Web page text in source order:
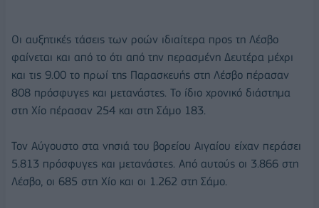
Οι αυξητικές τάσεις των ροών ιδιαίτερα προς τη Λέσβο
φαίνεται και από το ότι από την περασμένη Δευτέρα μέχρι
και τις 9.00 το πρωί της Παρασκευής στη Λέσβο πέρασαν
808 πρόσφυγες και μετανάστες. Το ίδιο χρονικό διάστημα
στη Χίο πέρασαν 254 και στη Σάμο 183.
Τον Αύγουστο στα νησιά του βορείου Αιγαίου είχαν περάσει
5.813 πρόσφυγες και μετανάστες. Από αυτούς οι 3.866 στη
Λέσβο, οι 685 στη Χίο και οι 1.262 στη Σάμο.